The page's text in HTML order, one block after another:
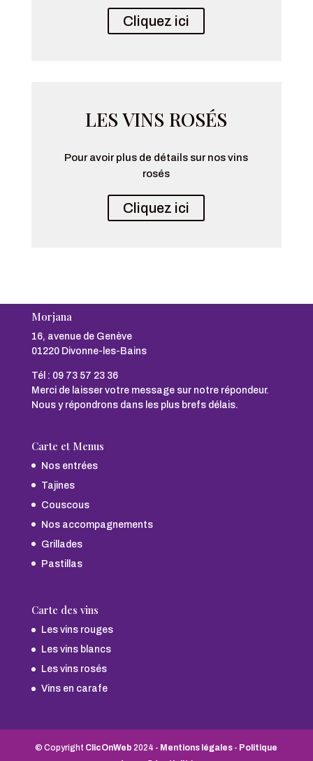
Cliquez ici
LES VINS ROSÉS
Pour avoir plus de détails sur nos vins
rosés
Cliquez ici
Morjana
16, avenue de Genève
01220 Divonne-les-Bains
Tél : 09 73 57 23 36
Merci de laisser votre message sur notre répondeur.
Nous y répondrons dans les plus brefs délais.
Carte et Menus
Nos entrées
Tajines
Couscous
Nos accompagnements
Grillades
Pastillas
Carte des vins
Les vins rouges
Les vins blancs
Les vins rosés
Vins en carafe
© Copyright ClicOnWeb 2024 - Mentions légales - Politique